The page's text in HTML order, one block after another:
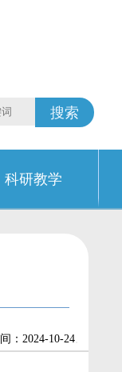
搜索
科研教学
：2024-10-24